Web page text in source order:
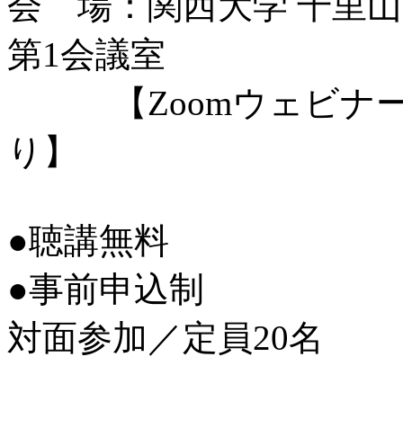
第1会議室
【Zoomウェビナー
り】
●聴講無料
●事前申込制
対面参加／定員20名